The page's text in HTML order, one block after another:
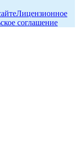
Лицензионное
соглашение